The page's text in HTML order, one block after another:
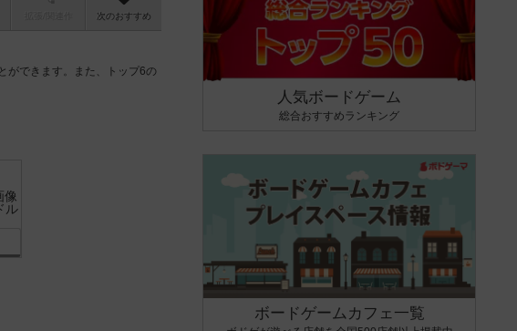
次のおすすめ
ができます。また、トップ6の
人気ボードゲーム
総合おすすめランキング
ボードゲームカフェ一覧